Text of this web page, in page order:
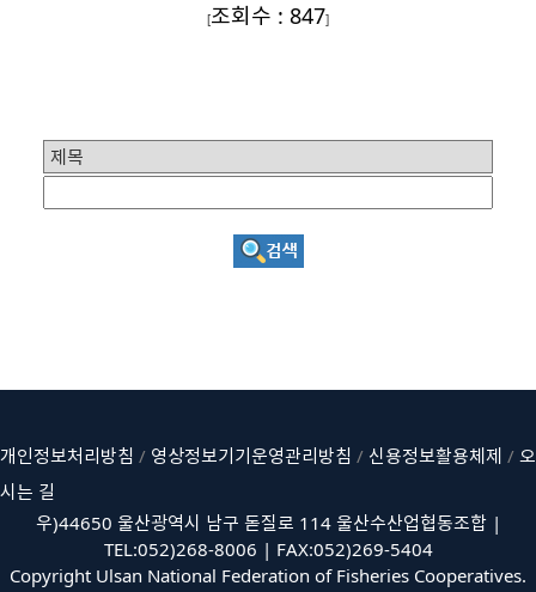
[조회수 : 847]
개인정보처리방침 / 영상정보기기운영관리방침 / 신용정보활용체제 / 오
시는 길
우)44650 울산광역시 남구 돋질로 114 울산수산업협동조합 |
TEL:052)268-8006 | FAX:052)269-5404
Copyright Ulsan National Federation of Fisheries Cooperatives.